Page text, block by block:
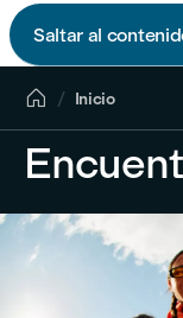
Saltar al

 Inicio